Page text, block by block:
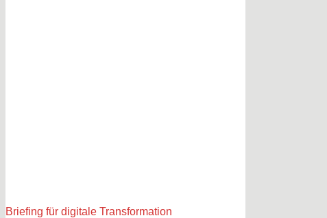
Briefing für digitale Transformation